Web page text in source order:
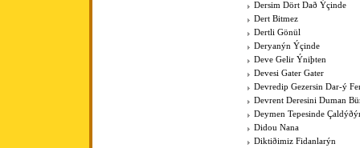
Dersim Dört Dað Ýçinde
Dert Bitmez
Dertli Gönül
Deryanýn Ýçinde
Deve Gelir Ýniþten
Devesi Gater Gater
Devredip Gezersin Dar-ý
Devrent Deresini Duman
Deymen Tepesinde
Didou Nana
Diktiðimiz Fidanlarýn